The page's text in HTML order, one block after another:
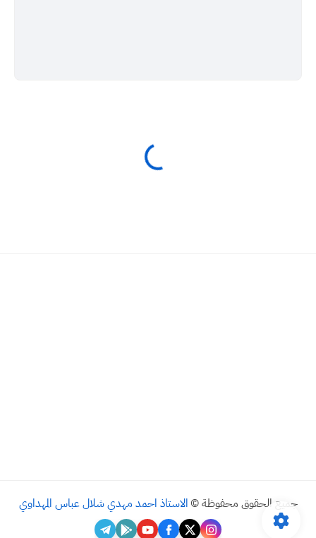
جميع الحقوق محفوظة © الاستاذ احمد مهدي شلال عباس المهداوي